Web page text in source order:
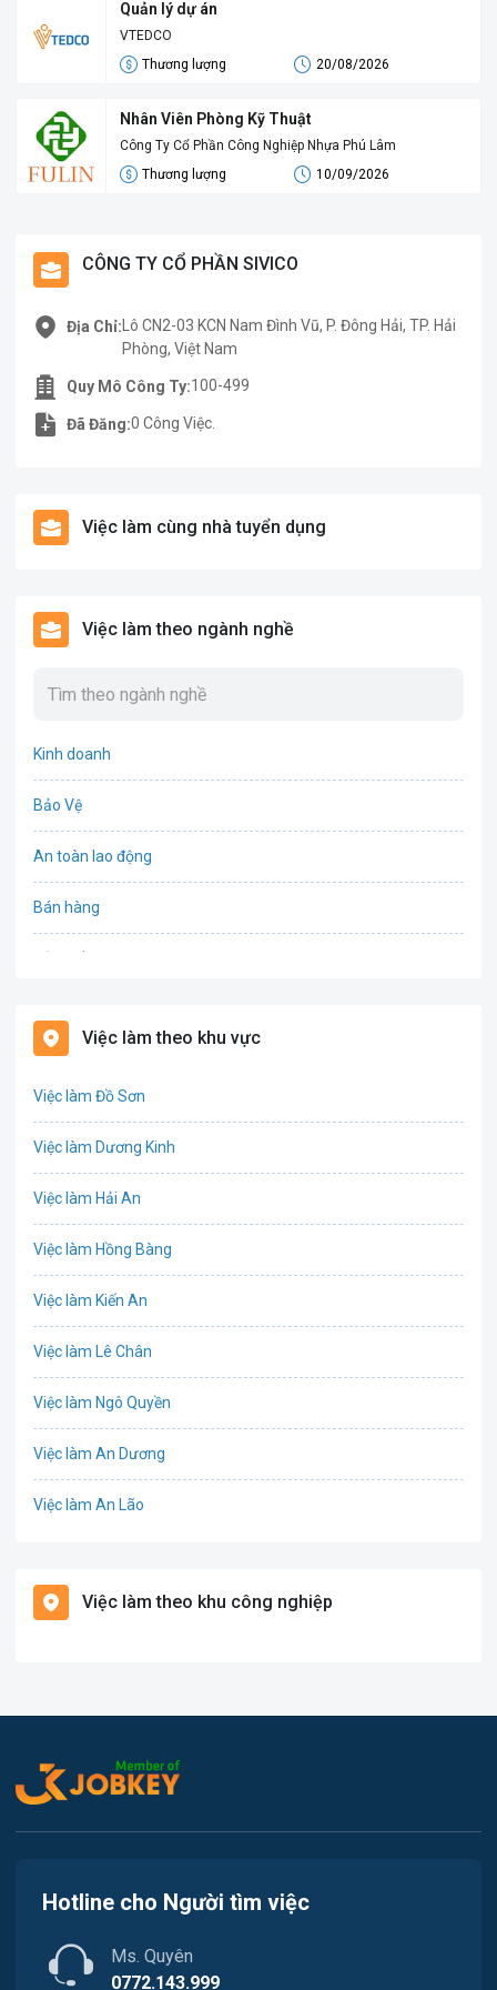
Quản lý dự án
VTEDCO
Thương lượng
20/08/2026
Nhân Viên Phòng Kỹ Thuật
Công Ty Cổ Phần Công Nghiệp Nhựa Phú Lâm
Thương lượng
10/09/2026
CÔNG TY CỔ PHẦN SIVICO
Địa Chỉ: Lô CN2-03 KCN Nam Đình Vũ, P. Đông Hải, TP. Hải
Phòng, Việt Nam
Quy Mô Công Ty:100-499
Đã Đăng:0 Công Việc.
Việc làm cùng nhà tuyển dụng
Việc làm theo ngành nghề
Kinh doanh
Bảo Vệ
An toàn lao động
Bán hàng
Biên phiên dịch
Văn Phòng
Lao Động Phổ Thông
Nhà hàng / Khách sạn
Việc làm theo khu vực
Việc làm Đồ Sơn
Việc làm Dương Kinh
Việc làm Hải An
Việc làm Hồng Bàng
Việc làm Kiến An
Việc làm Lê Chân
Việc làm Ngô Quyền
Việc làm An Dương
Việc làm An Lão
Việc làm Cát Hải
Việc làm Tiên Lãng
Việc làm Hòa Bình
Việc làm Nam Triệu
Việc làm theo khu công nghiệp
Hotline cho Người tìm việc
Ms. Quyên
0772.143.999